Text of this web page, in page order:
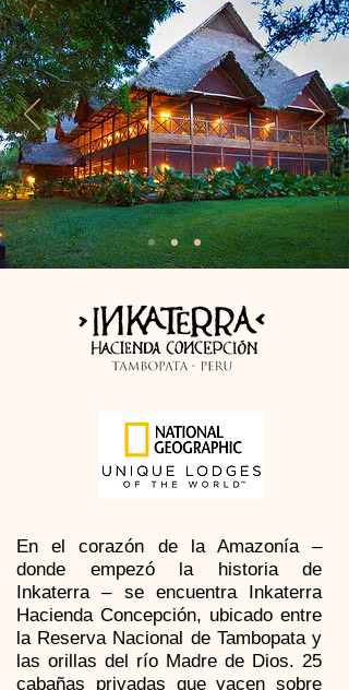
En el corazón de la Amazonía –
donde empezó la historia de
Inkaterra – se encuentra Inkaterra
Hacienda Concepción, ubicado entre
la Reserva Nacional de Tambopata y
las orillas del río Madre de Dios. 25
cabañas privadas que yacen sobre